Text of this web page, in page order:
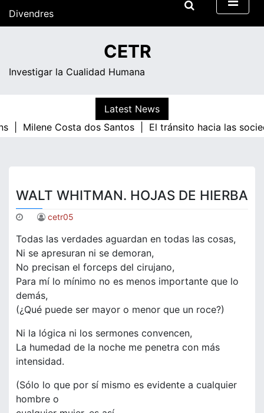
Divendres
CETR
Investigar la Cualidad Humana
Latest News
|
Milene Costa dos Santos | El tránsito hacia las
WALT WHITMAN. HOJAS DE HIERBA
cetr05
Todas las verdades aguardan en todas las cosas,
Ni se apresuran ni se demoran,
No precisan el forceps del cirujano,
Para mí lo mínimo no es menos importante que lo
demás,
(¿Qué puede ser mayor o menor que un roce?)
Ni la lógica ni los sermones convencen,
La humedad de la noche me penetra con más
intensidad.
(Sólo lo que por sí mismo es evidente a cualquier
hombre o